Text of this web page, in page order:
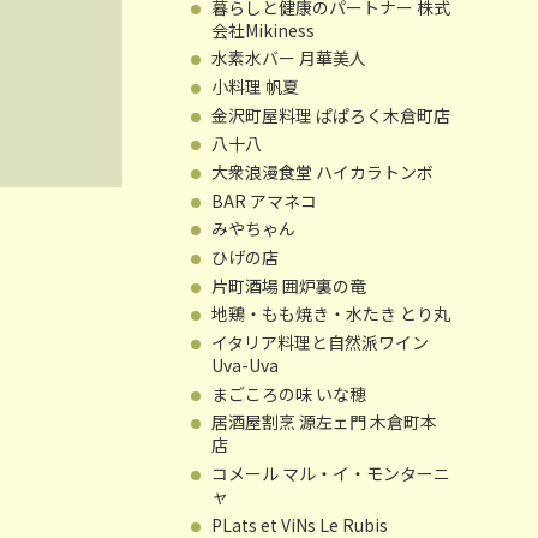
暮らしと健康のパートナー 株式
会社Mikiness
水素水バー 月華美人
小料理 帆夏
金沢町屋料理 ぱぱろく木倉町店
八十八
大衆浪漫食堂 ハイカラトンボ
BAR アマネコ
みやちゃん
ひげの店
片町酒場 囲炉裏の竜
地鶏・もも焼き・水たき とり丸
イタリア料理と自然派ワイン
Uva-Uva
まごころの味 いな穂
居酒屋割烹 源左ェ門 木倉町本
店
コメール マル・イ・モンターニ
ャ
PLats et ViNs Le Rubis